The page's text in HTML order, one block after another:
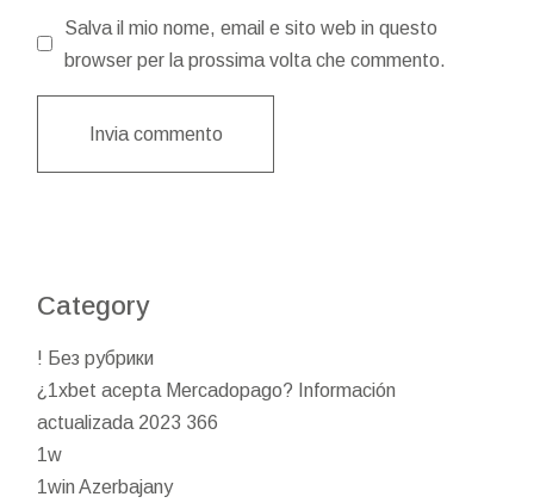
Salva il mio nome, email e sito web in questo
browser per la prossima volta che commento.
Invia commento
Category
! Без рубрики
¿1xbet acepta Mercadopago? Información
actualizada 2023 366
1w
1win Azerbajany